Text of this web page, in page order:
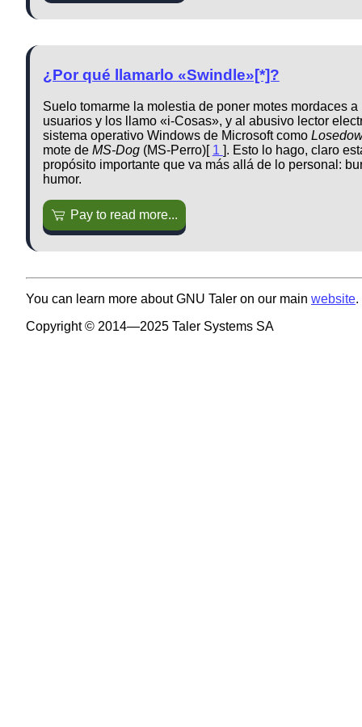
¿Por qué llamarlo «Swindle»[*]?
Suelo tomarme la molestia de poner motes mordaces
usuarios y los llamo «i-Cosas», y al abusivo lector
sistema operativo Windows de Microsoft como
mote de MS-Dog (MS-Perro)[ 1 ]. Esto lo hago, claro
propósito importante que va más allá de lo personal:
humor.
Pay to read more...
You can learn more about GNU Taler on our main website.
Copyright © 2014—2025 Taler Systems SA